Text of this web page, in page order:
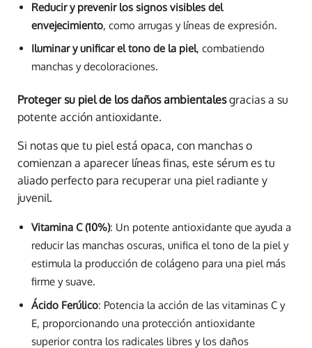
Reducir y prevenir los signos visibles del
envejecimiento, como arrugas y líneas de expresión.
Iluminar y unificar el tono de la piel, combatiendo
manchas y decoloraciones.
Proteger su piel de los daños ambientalesgracias a su
potente acción antioxidante.
Si notas que tu piel está opaca, con manchas o
comienzan a aparecer líneas finas, este sérum es tu
aliado perfecto para recuperar una piel radiante y
juvenil.
Vitamina C (10%): Un potente antioxidante que ayuda a
reducir las manchas oscuras, unifica el tono de la piel y
estimula la producción de colágeno para una piel más
firme y suave.
Ácido Ferúlico: Potencia la acción de las vitaminas C y
E, proporcionando una protección antioxidante
superior contra los radicales libres y los daños